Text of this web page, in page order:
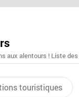
aux alentours ! Liste
touristiques